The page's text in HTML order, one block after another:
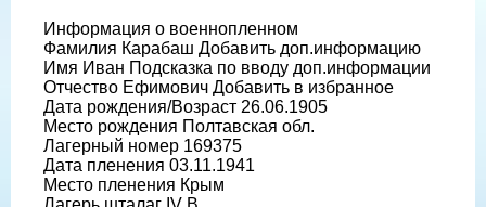
Информация о военнопленном
Фамилия Карабаш Добавить доп.информацию
Имя Иван Подсказка по вводу доп.информации
Отчество Ефимович Добавить в избранное
Дата рождения/Возраст 26.06.1905
Место рождения Полтавская обл.
Лагерный номер 169375
Дата пленения 03.11.1941
Место пленения Крым